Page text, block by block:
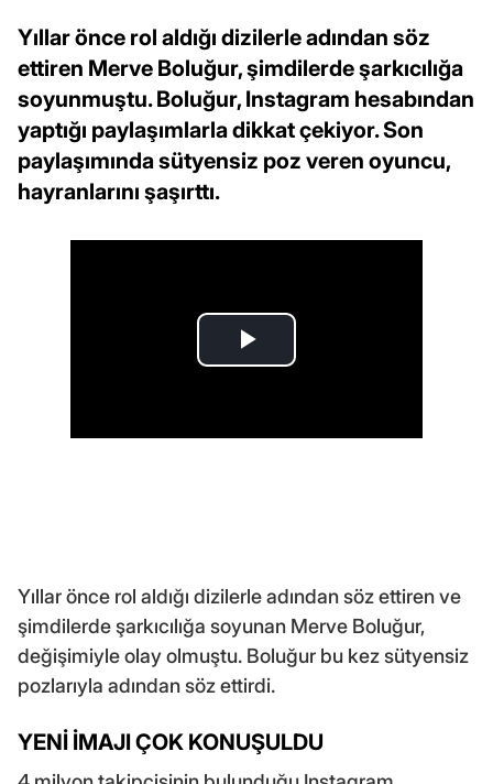
Yıllar önce rol aldığı dizilerle adından söz
ettiren Merve Boluğur, şimdilerde şarkıcılığa
soyunmuştu. Boluğur, Instagram hesabından
yaptığı paylaşımlarla dikkat çekiyor. Son
paylaşımında sütyensiz poz veren oyuncu,
hayranlarını şaşırttı.
Yıllar önce rol aldığı dizilerle adından söz ettiren ve
şimdilerde şarkıcılığa soyunan Merve Boluğur,
değişimiyle olay olmuştu. Boluğur bu kez sütyensiz
pozlarıyla adından söz ettirdi.
YENİ İMAJI ÇOK KONUŞULDU